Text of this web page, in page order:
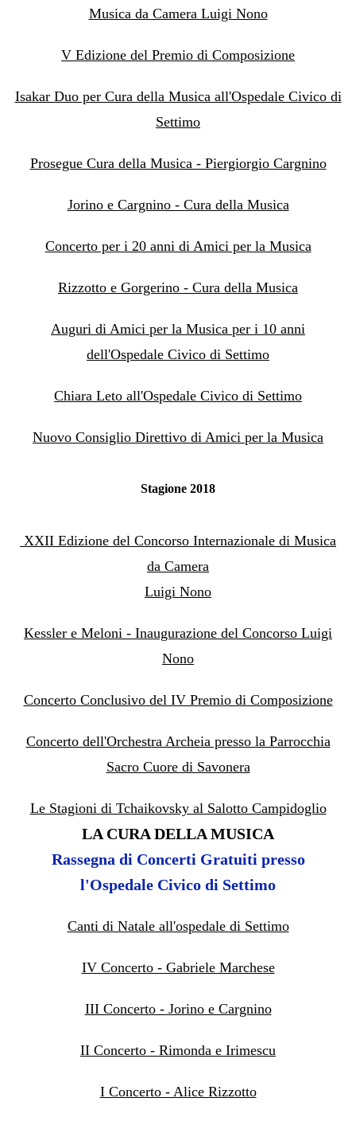
Musica da Camera Luigi Nono
V Edizione del Premio di Composizione
Isakar Duo per Cura della Musica all'Ospedale Civico di
Settimo
Prosegue Cura della Musica - Piergiorgio Cargnino
Jorino e Cargnino - Cura della Musica
Concerto per i 20 anni di Amici per la Musica
Rizzotto e Gorgerino - Cura della Musica
Auguri di Amici per la Musica per i 10 anni
dell'Ospedale Civico di Settimo
Chiara Leto all'Ospedale Civico di Settimo
Nuovo Consiglio Direttivo di Amici per la Musica
Stagione 2018
XXII Edizione del Concorso Internazionale di Musica
da Camera
Luigi Nono
Kessler e Meloni - Inaugurazione del Concorso Luigi
Nono
Concerto Conclusivo del IV Premio di Composizione
Concerto dell'Orchestra Archeia presso la Parrocchia
Sacro Cuore di Savonera
Le Stagioni di Tchaikovsky al Salotto Campidoglio
LA CURA DELLA MUSICA
Rassegna di Concerti Gratuiti presso
l'Ospedale Civico di Settimo
Canti di Natale all'ospedale di Settimo
IV Concerto - Gabriele Marchese
III Concerto - Jorino e Cargnino
II Concerto - Rimonda e Irimescu
I Concerto - Alice Rizzotto